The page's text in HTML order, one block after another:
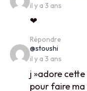
il y a 3 ans
❤
Répondre
@stoushi
il y a 3 ans
j »adore cette
pour faire ma